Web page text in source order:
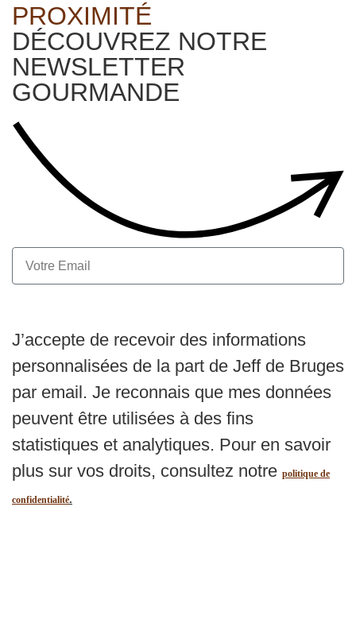
PROXIMITÉ
DÉCOUVREZ NOTRE
NEWSLETTER
GOURMANDE
J’accepte de recevoir des informations
personnalisées de la part de Jeff de Bruges
par email. Je reconnais que mes données
peuvent être utilisées à des fins
statistiques et analytiques. Pour en savoir
plus sur vos droits, consultez notre politique de
confidentialité.